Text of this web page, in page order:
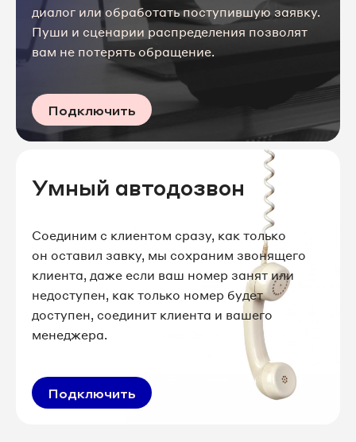
диалог или обработать поступившую заявку.
Пуши и сценарии распределения позволят
вам не потерять обращение.
Подключить
Умный автодозвон
Соединим с клиентом сразу, как только
он оставил завку, мы сохраним звонящего
клиента, даже если ваш номер занят или
недоступен, как только номер будет
доступен, соединит клиента и вашего
менеджера.
Подключить